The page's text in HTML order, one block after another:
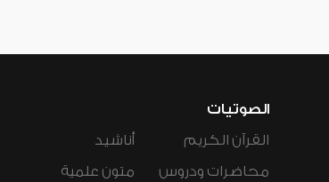
الصوتيات
القرآن الكريم
محاضرات ودروس
أناشيد
متون علمية